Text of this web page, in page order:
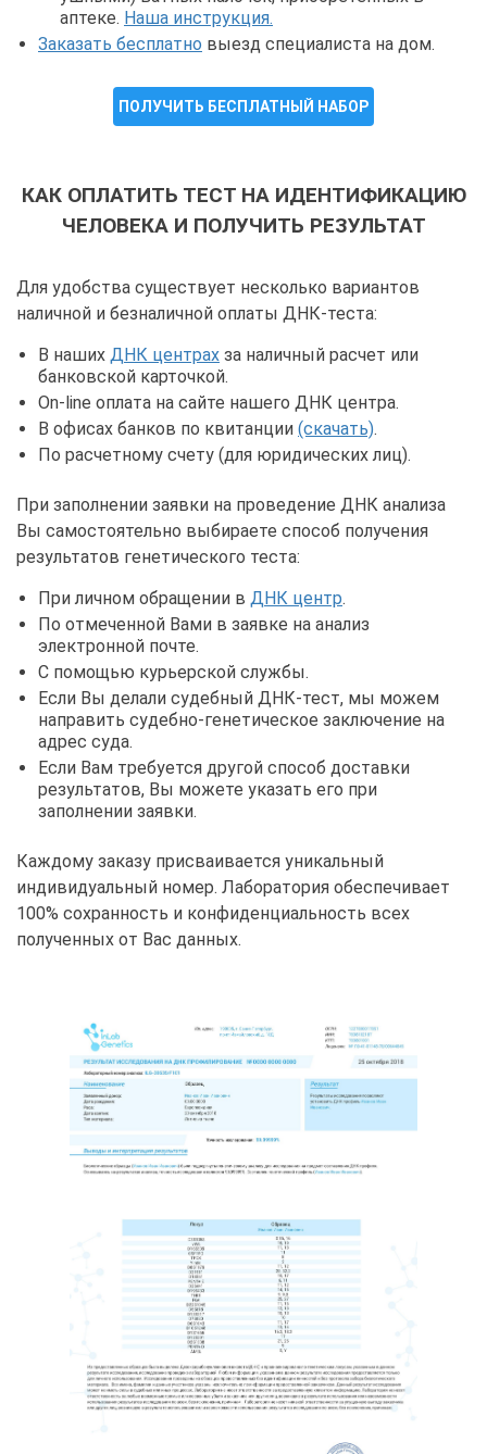
аптеке. Наша инструкция.
Заказать бесплатно выезд специалиста на дом.
ПОЛУЧИТЬ БЕСПЛАТНЫЙ НАБОР
КАК ОПЛАТИТЬ ТЕСТ НА ИДЕНТИФИКАЦИЮ
ЧЕЛОВЕКА И ПОЛУЧИТЬ РЕЗУЛЬТАТ
Для удобства существует несколько вариантов
наличной и безналичной оплаты ДНК-теста:
В наших ДНК центрах за наличный расчет или
банковской карточкой.
On-line оплата на сайте нашего ДНК центра.
В офисах банков по квитанции (скачать).
По расчетному счету (для юридических лиц).
При заполнении заявки на проведение ДНК анализа
Вы самостоятельно выбираете способ получения
результатов генетического теста:
При личном обращении в ДНК центр.
По отмеченной Вами в заявке на анализ
электронной почте.
С помощью курьерской службы.
Если Вы делали судебный ДНК-тест, мы можем
направить судебно-генетическое заключение на
адрес суда.
Если Вам требуется другой способ доставки
результатов, Вы можете указать его при
заполнении заявки.
Каждому заказу присваивается уникальный
индивидуальный номер. Лаборатория обеспечивает
100% сохранность и конфиденциальность всех
полученных от Вас данных.